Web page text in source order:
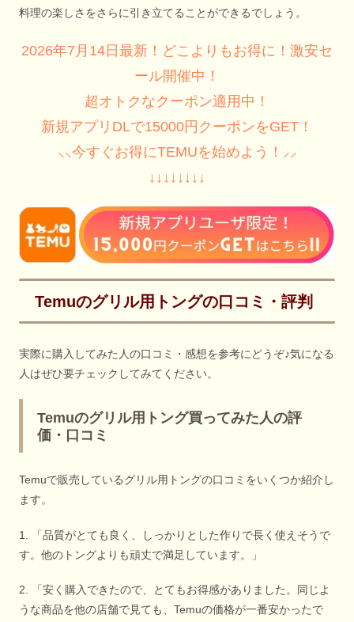
料理の楽しさをさらに引き立てることができるでしょう。
2026年7月14日最新！どこよりもお得に！激安セ
ール開催中！
超オトクなクーポン適用中！
新規アプリDLで15000円クーポンをGET！
⸜⸜今すぐお得にTEMUを始めよう！⸝⸝
↓↓↓↓↓↓↓↓
Temuのグリル用トングの口コミ・評判
実際に購入してみた人の口コミ・感想を参考にどうぞ♪気になる
人はぜひ要チェックしてみてください。
Temuのグリル用トング買ってみた人の評
価・口コミ
Temuで販売しているグリル用トングの口コミをいくつか紹介し
ます。
1. 「品質がとても良く、しっかりとした作りで長く使えそうで
す。他のトングよりも頑丈で満足しています。」
2. 「安く購入できたので、とてもお得感がありました。同じよ
うな商品を他の店舗で見ても、Temuの価格が一番安かったで